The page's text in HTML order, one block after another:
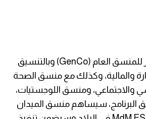
تحت الإشراف المباشر للمنسق العام (GenCo) وبالتنسيق
والمالية، وكذلك مع منسق الصحة
والاجتماعي، ومنسق اللوجستيات،
سيساهم منسق الميدان